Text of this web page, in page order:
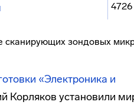
4726
«Электроника и
Корляков установили